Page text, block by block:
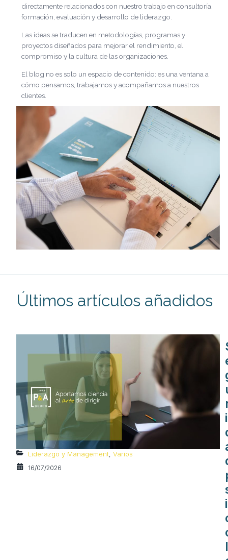
directamente relacionados con nuestro trabajo en consultoría,
formación, evaluación y desarrollo de liderazgo.
Las ideas se traducen en metodologías, programas y
proyectos diseñados para mejorar el rendimiento, el
compromiso y la cultura de las organizaciones.
El blog no es solo un espacio de contenido: es una ventana a
cómo pensamos, trabajamos y acompañamos a nuestros
clientes.
Últimos artículos añadidos
Liderazgo y Management, Varios
16/07/2026
i
i
l